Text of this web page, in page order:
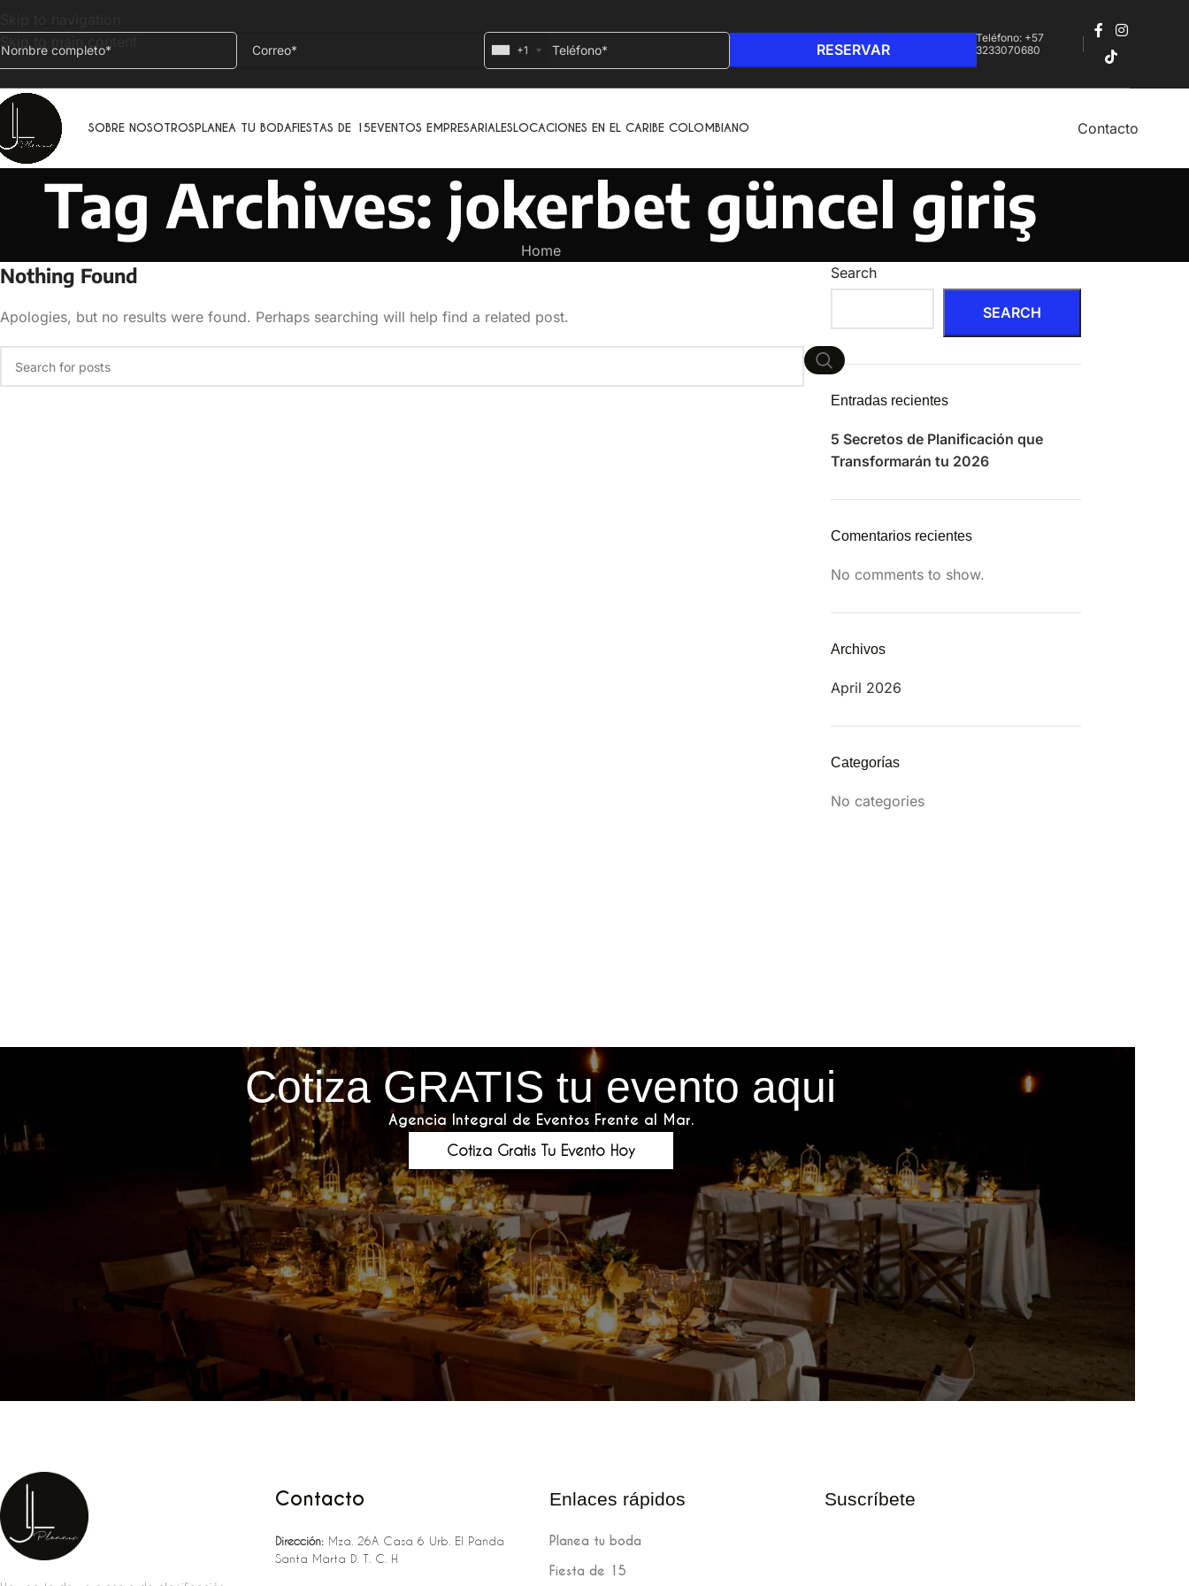
Skip to main content
+1
Teléfono: +57
3233070680‬
SOBRE NOSOTROSPLANEA TU BODAFIESTAS DE 15EVENTOS EMPRESARIALESLOCACIONES EN EL CARIBE COLOMBIANO Contacto
Tag Archives: jokerbet güncel giriş
Home
Nothing Found
Apologies, but no results were found. Perhaps searching will help find a related post.
Search
SEARCH
Entradas recientes
5 Secretos de Planificación que
Transformarán tu 2026
Comentarios recientes
No comments to show.
Archivos
April 2026
Categorías
No categories
Cotiza GRATIS tu evento aqui
Agencia Integral de Eventos Frente al Mar.
Cotiza Gratis Tu Evento Hoy
Contacto
Dirección:Mza. 26A Casa 6 Urb. El Panda
Santa Marta D. T. C. H
Enlaces rápidos
Planea tu boda
Fiesta de 15
Suscríbete